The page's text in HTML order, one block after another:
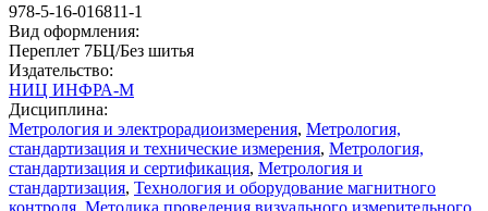
978-5-16-016811-1
Вид оформления:
Переплет 7БЦ/Без шитья
Издательство:
НИЦ ИНФРА-М
Дисциплина:
Метрология и электрорадиоизмерения, Метрология,
стандартизация и технические измерения, Метрология,
стандартизация и сертификация, Метрология и
стандартизация, Технология и оборудование магнитного
контроля, Методика проведения визуального измерительного